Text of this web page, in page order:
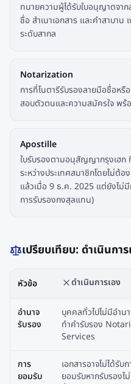
ทนายความผู้ได้รับใบอนุญาตจา
ชื่อ สำเนาเอกสาร และคำสาบาน
ระดับสากล
Notarization
การที่โนตารีรับรองลายมือชื่อหรื
สอบตัวตนและความสมัครใจ พร้
Apostille
ใบรับรองตามอนุสัญญากรุงเฮก ที่
ระหว่างประเทศสมาชิกโดยไม่ต้
แล้วเมื่อ 9 ธ.ค. 2025 แต่ยังไม่
การรับรองกงสุลแทน)
เปรียบเทียบ: ดำเนินกา
หัวข้อ ดำเนินการเอง
อำนาจ
รับรอง
บุคคลทั่วไปไม่มีอำน
ทำคำรับรอง
Services
การ
ยอมรับ
เอกสารอาจไม่ได้รับก
ยอมรับหากรับรองไ